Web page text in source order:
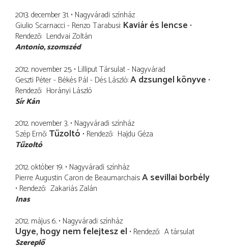
2013. december 31. Nagyváradi színház
Giulio Scarnacci - Renzo Tarabusi Kaviár és lencse
Rendező Lendvai Zoltán
Antonio szomszéd
2012. november 25. Lilliput Társulat - Nagyvárad
Geszti Péter - Békés Pál - Dés László A dzsungel könyve
Rendező Horányi László
Sír Kán
2012. november 3. Nagyváradi színház
Szép Ernő Tűzoltó Rendező Hajdu Géza
Tűzoltó
2012. október 19. Nagyváradi színház
Pierre Augustin Caron de Beaumarchais A sevillai borbély
Rendező Zakariás Zalán
Inas
2012. május 6. Nagyváradi színház
Ugye, hogy nem felejtesz el Rendező A társulat
Szereplő